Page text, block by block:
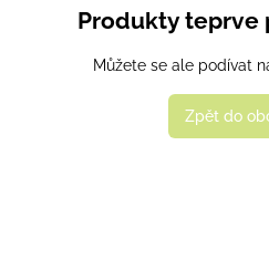
Produkty teprve
Můžete se ale podívat
Zpět do